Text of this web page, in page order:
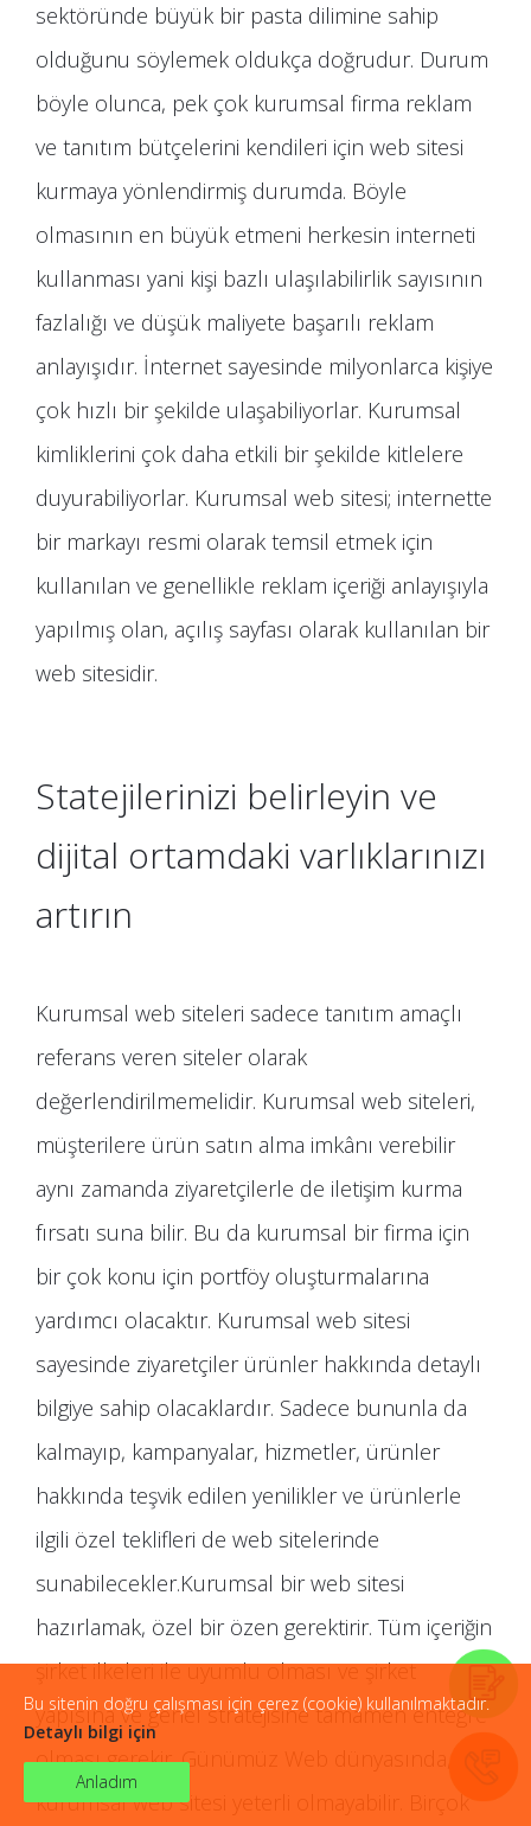
sektöründe büyük bir pasta dilimine sahip
olduğunu söylemek oldukça doğrudur. Durum
böyle olunca, pek çok kurumsal firma reklam
ve tanıtım bütçelerini kendileri için web sitesi
kurmaya yönlendirmiş durumda. Böyle
olmasının en büyük etmeni herkesin interneti
kullanması yani kişi bazlı ulaşılabilirlik sayısının
fazlalığı ve düşük maliyete başarılı reklam
anlayışıdır. İnternet sayesinde milyonlarca kişiye
çok hızlı bir şekilde ulaşabiliyorlar. Kurumsal
kimliklerini çok daha etkili bir şekilde kitlelere
duyurabiliyorlar. Kurumsal web sitesi; internette
bir markayı resmi olarak temsil etmek için
kullanılan ve genellikle reklam içeriği anlayışıyla
yapılmış olan, açılış sayfası olarak kullanılan bir
web sitesidir.
Statejilerinizi belirleyin ve
dijital ortamdaki varlıklarınızı
artırın
Kurumsal web siteleri sadece tanıtım amaçlı
referans veren siteler olarak
değerlendirilmemelidir. Kurumsal web siteleri,
müşterilere ürün satın alma imkânı verebilir
aynı zamanda ziyaretçilerle de iletişim kurma
fırsatı suna bilir. Bu da kurumsal bir firma için
bir çok konu için portföy oluşturmalarına
yardımcı olacaktır. Kurumsal web sitesi
sayesinde ziyaretçiler ürünler hakkında detaylı
bilgiye sahip olacaklardır. Sadece bununla da
kalmayıp, kampanyalar, hizmetler, ürünler
hakkında teşvik edilen yenilikler ve ürünlerle
ilgili özel teklifleri de web sitelerinde
sunabilecekler.Kurumsal bir web sitesi
hazırlamak, özel bir özen gerektirir. Tüm içeriğin
şirket ilkeleri ile uyumlu olması ve şirket
yapısına ve genel stratejisine tamamen entegre
olması gerekir. Günümüz Web dünyasında, bir
kurumsal web sitesi yeterli olmayabilir. Birçok
Bu sitenin doğru çalışması için çerez (cookie) kullanılmaktadır.
Detaylı bilgi için
Anladım